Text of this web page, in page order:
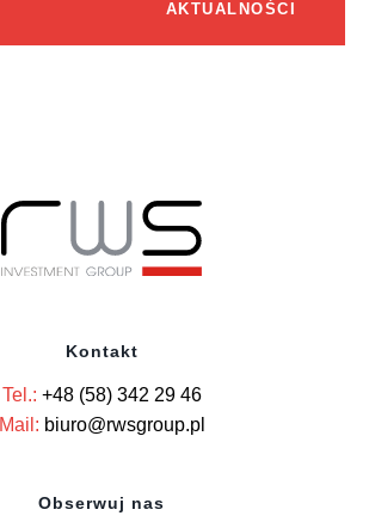
AKTUALNOŚCI
Kontakt
Tel.: +48 (58) 342 29 46
Mail: biuro@rwsgroup.pl
Obserwuj nas